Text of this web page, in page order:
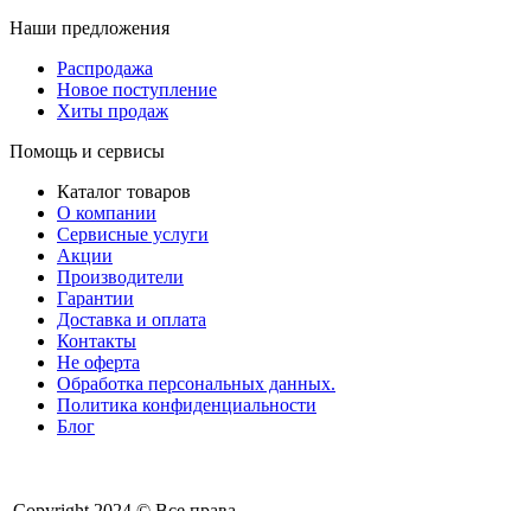
Наши предложения
Распродажа
Новое поступление
Хиты продаж
Помощь и сервисы
Каталог товаров
О компании
Сервисные услуги
Акции
Производители
Гарантии
Доставка и оплата
Контакты
Не оферта
Обработка персональных данных.
Политика конфиденциальности
Блог